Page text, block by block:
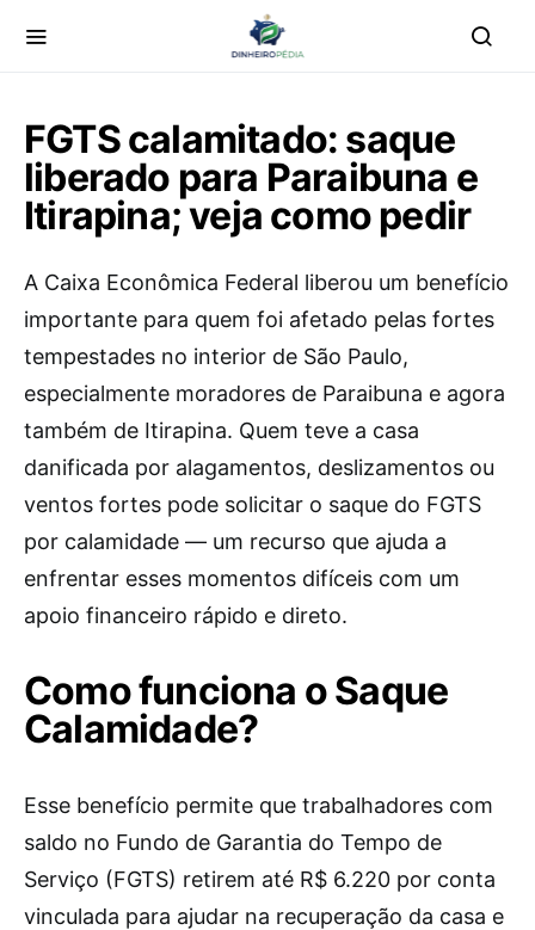
FGTS calamitado: saque
liberado para Paraibuna e
Itirapina; veja como pedir
A Caixa Econômica Federal liberou um benefício
importante para quem foi afetado pelas fortes
tempestades no interior de São Paulo,
especialmente moradores de Paraibuna e agora
também de Itirapina. Quem teve a casa
danificada por alagamentos, deslizamentos ou
ventos fortes pode solicitar o saque do FGTS
por calamidade — um recurso que ajuda a
enfrentar esses momentos difíceis com um
apoio financeiro rápido e direto.
Como funciona o Saque
Calamidade?
Esse benefício permite que trabalhadores com
saldo no Fundo de Garantia do Tempo de
Serviço (FGTS) retirem até R$ 6.220 por conta
vinculada para ajudar na recuperação da casa e